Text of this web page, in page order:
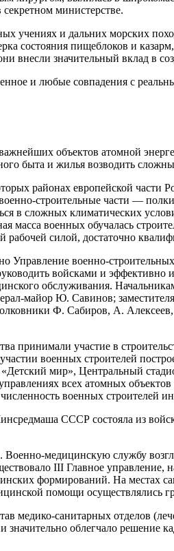
министерстве.
учениях и дальних морских
состояния пищеблоков и
внесли значительный вклад в
и любые совпадения с
объектов атомной
быта и жилья возводить
районах европейской части
строительные части —
в сложных климатических
масса военных обучалась
силой, достаточно
военно-
войсками и
обслуживания.
майор Ю. Савинов;
Ф. Сабиров, А.
принимали участие в
военных строителей
мир», Центральный
всех атомных
военных строителей
СССР состояла из
медицинскую службу
III Главное управление,
формирований. На местах
помощи
медико-санитарных отделов
облегчало решение